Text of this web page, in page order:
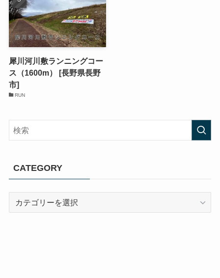
犀川河川敷ランニングコー
ス（1600m） [長野県長野
市]
RUN
CATEGORY
CATEGORY